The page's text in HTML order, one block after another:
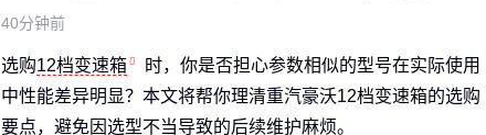
40分钟前
选购12档变速箱
时，你是否担心参数相似的型号在实际使用
中性能差异明显？本文将帮你理清重汽豪沃12档变速箱的选购
要点，避免因选型不当导致的后续维护麻烦。